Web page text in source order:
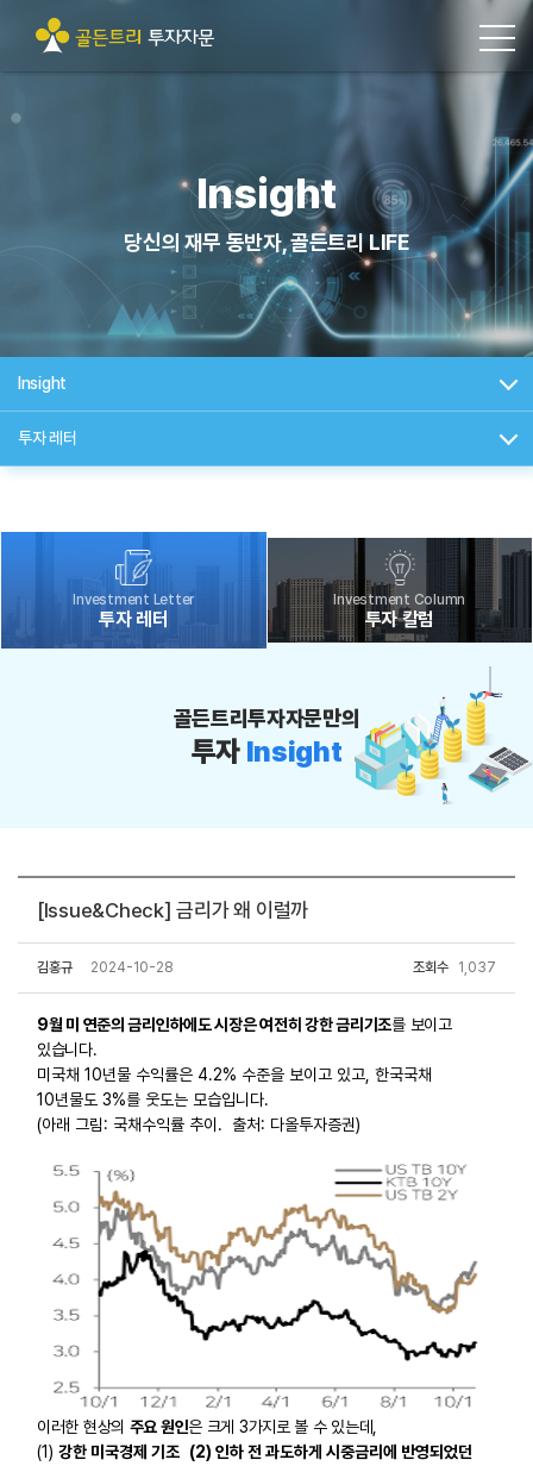
Insight
당신의 재무 동반자, 골든트리 LIFE
Insight
투자 레터
Investment Letter
투자 레터
Investment Column
투자 칼럼
골든트리투자자문만의
투자 Insight
[Issue&Check] 금리가 왜 이럴까
김홍규 2024-10-28 조회수 1,037
9월 미 연준의 금리인하에도 시장은 여전히 강한 금리기조를 보이고
있습니다.
미국채 10년물 수익률은 4.2% 수준을 보이고 있고, 한국국채
10년물도 3%를 웃도는 모습입니다.
(아래 그림: 국채수익률 추이. 출처: 다올투자증권)
이러한 현상의 주요 원인은 크게 3가지로 볼 수 있는데,
(1) 강한 미국경제 기조 (2) 인하 전 과도하게 시중금리에 반영되었던